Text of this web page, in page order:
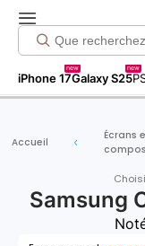
iPhone 17
new
Galaxy S25
new
Accueil
Écrans
Samsung